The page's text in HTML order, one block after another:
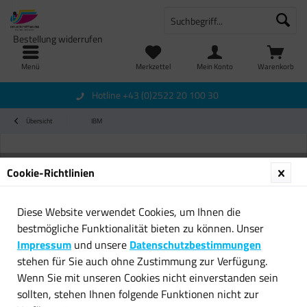
Menü Warenkorb
Merkzettel
Bestellung widerrufen
Mein Konto
Hotline +43 (0)2522 20 100 30
Übersicht IBM
Cookie-Richtlinien
Diese Website verwendet Cookies, um Ihnen die
bestmögliche Funktionalität bieten zu können. Unser
Impressum und unsere Datenschutzbestimmungen
stehen für Sie auch ohne Zustimmung zur Verfügung.
Wenn Sie mit unseren Cookies nicht einverstanden sein
sollten, stehen Ihnen folgende Funktionen nicht zur